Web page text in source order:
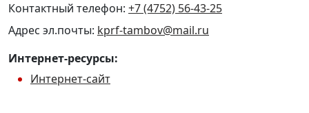
Контактный телефон: +7 (4752) 56-43-25
Адрес эл.почты: kprf-tambov@mail.ru
Интернет-ресурсы:
Интернет-сайт